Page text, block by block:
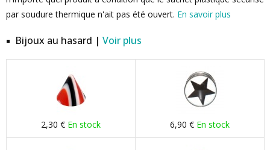
par soudure thermique n'ait pas été ouvert. En savoir plus
Bijoux au hasard | Voir plus
2,30 € En stock 6,90 € En stock